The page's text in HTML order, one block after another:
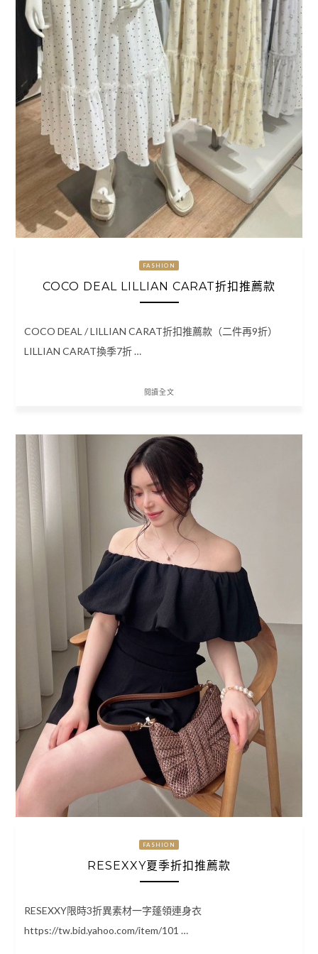
FASHION
COCO DEAL LILLIAN CARAT折扣推薦款
COCO DEAL / LILLIAN CARAT折扣推薦款（二件再9折）
LILLIAN CARAT換季7折 …
閱讀全文
FASHION
RESEXXY夏季折扣推薦款
RESEXXY限時3折異素材一字蓬領連身衣
https://tw.bid.yahoo.com/item/101 …